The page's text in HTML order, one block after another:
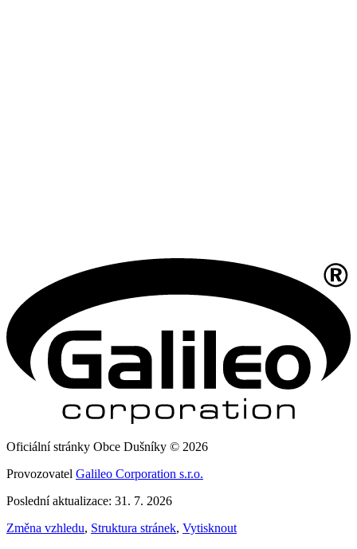
Oficiální stránky Obce Dušníky © 2026
Provozovatel Galileo Corporation s.r.o.
Poslední aktualizace: 31. 7. 2026
Změna vzhledu, Struktura stránek, Vytisknout